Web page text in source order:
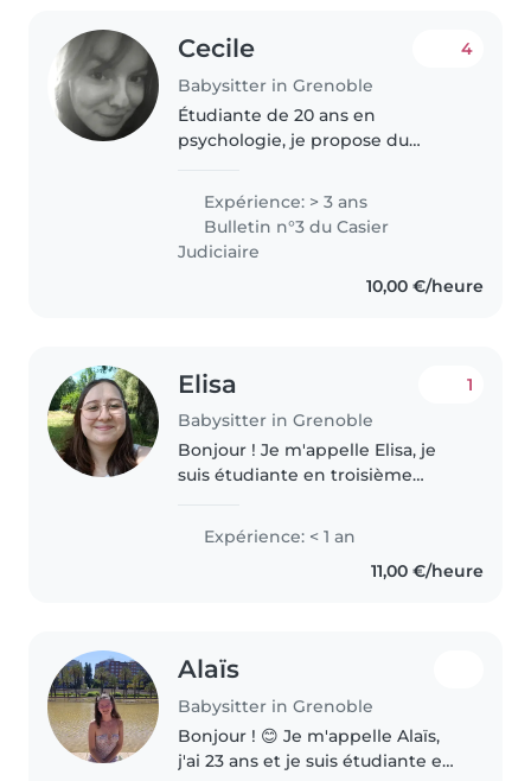
Cecile
Babysitter in Grenoble
4
Étudiante de 20 ans en
psychologie, je propose du
bienveillante, j'ai l'habitude de
m'occuper d'enfants et je garde
actuellement..
Expérience: > 3 ans
Bulletin n°3 du Casier
Judiciaire
10,00 €/heure
Elisa
Babysitter in Grenoble
1
Bonjour ! Je m'appelle Elisa, je
suis étudiante en troisième
spectacle à l'UGA. Je suis une
personne patiente, calme et à
l'écoute. Je suis créative j'adore..
Expérience: < 1 an
11,00 €/heure
Alaïs
Babysitter in Grenoble
Bonjour ! 😊 Je m'appelle Alaïs,
j'ai 23 ans et je suis étudiante en